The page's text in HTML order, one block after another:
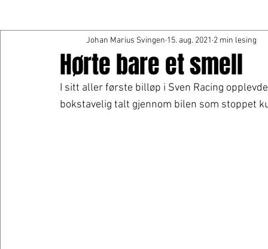
Hørte bare et smell
Johan Marius Svingen 15. aug. 2021 2 min lesing
I sitt aller første billøp i Sven Racing
bokstavelig talt gjennom bilen som stoppet